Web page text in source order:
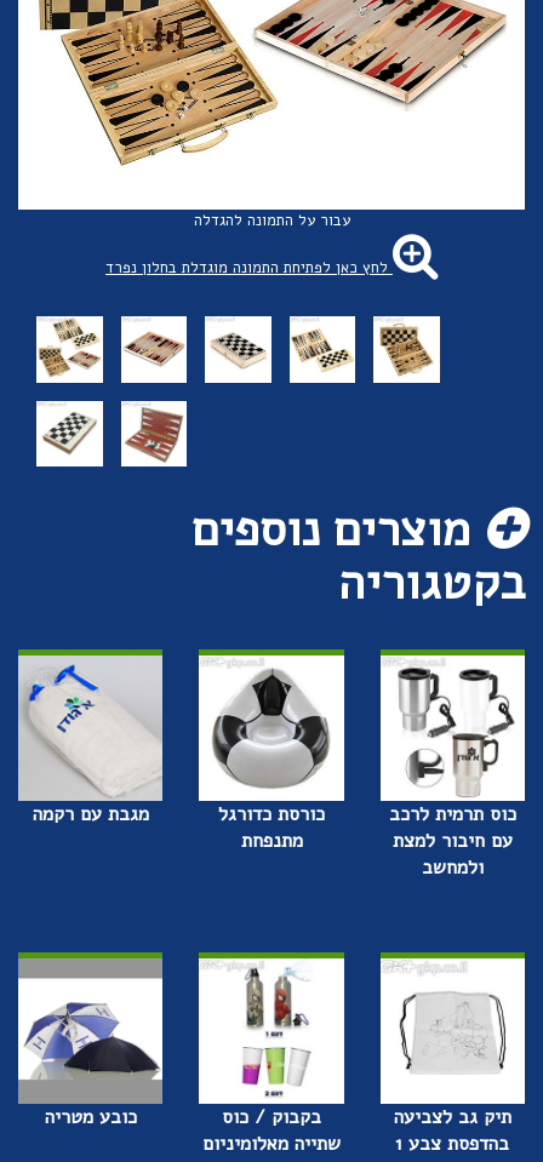
עבור על התמונה להגדלה
לחץ כאן לפתיחת התמונה מוגדלת בחלון נפרד
מוצרים נוספים
בקטגוריה
כוס תרמית לרכב
עם חיבור למצת
ולמחשב
כורסת כדורגל
מתנפחת
מגבת עם רקמה
תיק גב לצביעה
בהדפסת צבע 1
בקבוק / כוס
שתייה מאלומיניום
כובע מטריה